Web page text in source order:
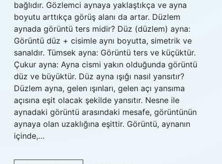
bağlıdır. Gözlemci aynaya yaklaştıkça ve ayna
boyutu arttıkça görüş alanı da artar. Düzlem
aynada görüntü ters midir? Düz (düzlem) ayna:
Görüntü düz + cisimle aynı boyutta, simetrik ve
sanaldır. Tümsek ayna: Görüntü ters ve küçüktür.
Çukur ayna: Ayna cismi yakın olduğunda görüntü
düz ve büyüktür. Düz ayna ışığı nasıl yansıtır?
Düzlem ayna, gelen ışınları, gelen açı yansıma
açısına eşit olacak şekilde yansıtır. Nesne ile
aynadaki görüntü arasındaki mesafe, görüntünün
aynaya olan uzaklığına eşittir. Görüntü, aynanın
içinde,…